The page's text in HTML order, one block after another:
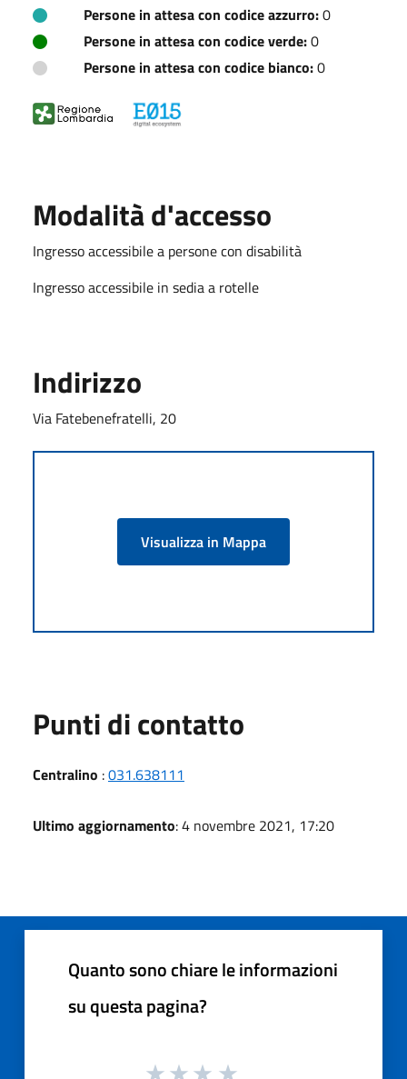
Persone in attesa con codice azzurro:0
Persone in attesa con codice verde:0
Persone in attesa con codice bianco:0
Modalità d'accesso
Ingresso accessibile a persone con disabilità
Ingresso accessibile in sedia a rotelle
Indirizzo
Via Fatebenefratelli, 20
Visualizza in Mappa
Punti di contatto
Centralino :031.638111
Ultimo aggiornamento: 4 novembre 2021, 17:20
Quanto sono chiare le informazioni
su questa pagina?